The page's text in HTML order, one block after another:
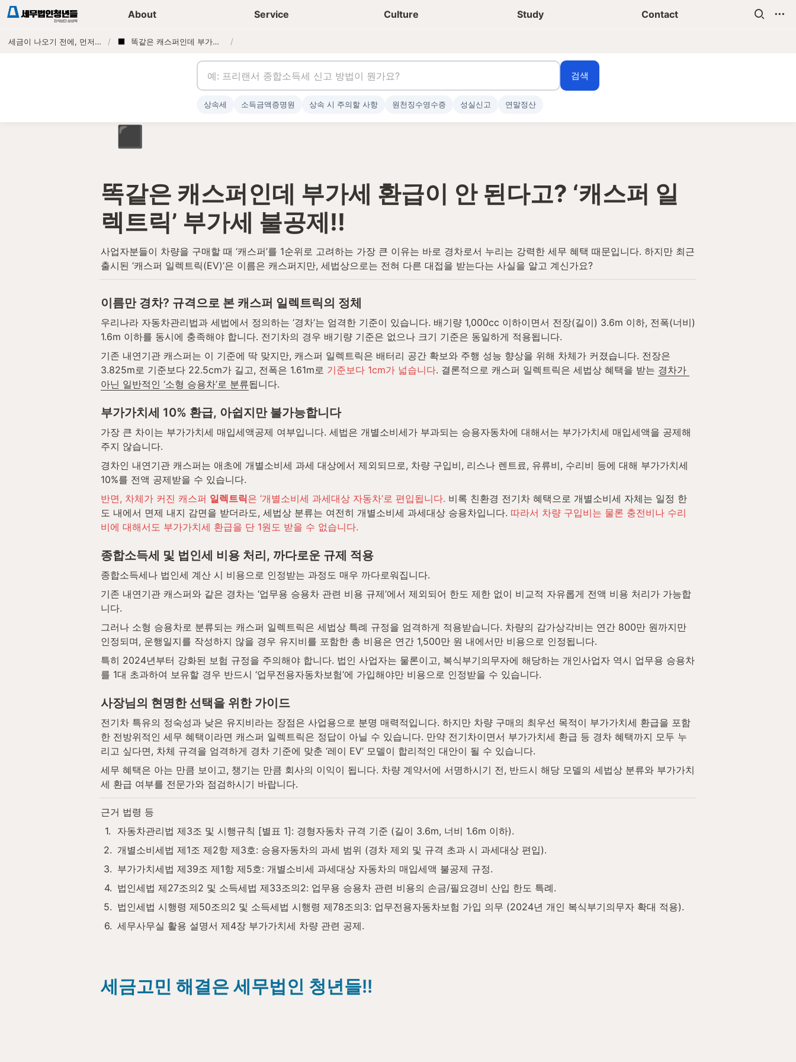
About Service Culture Study Contact
세금이 나오기 전에, 먼저 연락하는 세무법인 / 똑같은 캐스퍼인데 부가세 환급이 안 된다고? ‘캐스퍼 일렉트릭’ 부가세 불공제!! /
세무가이드 콘텐츠 기장상담신청 청년들 일상
◾
똑같은 캐스퍼인데 부가세 환급이 안 된다고? ‘캐스퍼 일
렉트릭’ 부가세 불공제!!
사업자분들이 차량을 구매할 때 ‘캐스퍼’를 1순위로 고려하는 가장 큰 이유는 바로 경차로서 누리는 강력한 세무 혜택 때문입니다. 하지만 최근
출시된 ‘캐스퍼 일렉트릭(EV)’은 이름은 캐스퍼지만, 세법상으로는 전혀 다른 대접을 받는다는 사실을 알고 계신가요?
이름만 경차? 규격으로 본 캐스퍼 일렉트릭의 정체
우리나라 자동차관리법과 세법에서 정의하는 ‘경차’는 엄격한 기준이 있습니다. 배기량 1,000cc 이하이면서 전장(길이) 3.6m 이하, 전폭(너비)
1.6m 이하를 동시에 충족해야 합니다. 전기차의 경우 배기량 기준은 없으나 크기 기준은 동일하게 적용됩니다.
기존 내연기관 캐스퍼는 이 기준에 딱 맞지만, 캐스퍼 일렉트릭은 배터리 공간 확보와 주행 성능 향상을 위해 차체가 커졌습니다. 전장은
3.825m로 기준보다 22.5cm가 길고, 전폭은 1.61m로 기준보다 1cm가 넓습니다. 결론적으로 캐스퍼 일렉트릭은 세법상 혜택을 받는 경차가
아닌 일반적인 ‘소형 승용차’로 분류됩니다.
부가가치세 10% 환급, 아쉽지만 불가능합니다
가장 큰 차이는 부가가치세 매입세액공제 여부입니다. 세법은 개별소비세가 부과되는 승용자동차에 대해서는 부가가치세 매입세액을 공제해
주지 않습니다.
경차인 내연기관 캐스퍼는 애초에 개별소비세 과세 대상에서 제외되므로, 차량 구입비, 리스나 렌트료, 유류비, 수리비 등에 대해 부가가치세
10%를 전액 공제받을 수 있습니다.
반면, 차체가 커진 캐스퍼 일렉트릭은 ‘개별소비세 과세대상 자동차’로 편입됩니다. 비록 친환경 전기차 혜택으로 개별소비세 자체는 일정 한
도 내에서 면제 내지 감면을 받더라도, 세법상 분류는 여전히 개별소비세 과세대상 승용차입니다. 따라서 차량 구입비는 물론 충전비나 수리
비에 대해서도 부가가치세 환급을 단 1원도 받을 수 없습니다.
종합소득세 및 법인세 비용 처리, 까다로운 규제 적용
종합소득세나 법인세 계산 시 비용으로 인정받는 과정도 매우 까다로워집니다.
기존 내연기관 캐스퍼와 같은 경차는 ‘업무용 승용차 관련 비용 규제’에서 제외되어 한도 제한 없이 비교적 자유롭게 전액 비용 처리가 가능합
니다.
그러나 소형 승용차로 분류되는 캐스퍼 일렉트릭은 세법상 특례 규정을 엄격하게 적용받습니다. 차량의 감가상각비는 연간 800만 원까지만
인정되며, 운행일지를 작성하지 않을 경우 유지비를 포함한 총 비용은 연간 1,500만 원 내에서만 비용으로 인정됩니다.
특히 2024년부터 강화된 보험 규정을 주의해야 합니다. 법인 사업자는 물론이고, 복식부기의무자에 해당하는 개인사업자 역시 업무용 승용차
를 1대 초과하여 보유할 경우 반드시 ‘업무전용자동차보험’에 가입해야만 비용으로 인정받을 수 있습니다.
사장님의 현명한 선택을 위한 가이드
전기차 특유의 정숙성과 낮은 유지비라는 장점은 사업용으로 분명 매력적입니다. 하지만 차량 구매의 최우선 목적이 부가가치세 환급을 포함
한 전방위적인 세무 혜택이라면 캐스퍼 일렉트릭은 정답이 아닐 수 있습니다. 만약 전기차이면서 부가가치세 환급 등 경차 혜택까지 모두 누
리고 싶다면, 차체 규격을 엄격하게 경차 기준에 맞춘 ‘레이 EV’ 모델이 합리적인 대안이 될 수 있습니다.
세무 혜택은 아는 만큼 보이고, 챙기는 만큼 회사의 이익이 됩니다. 차량 계약서에 서명하시기 전, 반드시 해당 모델의 세법상 분류와 부가가치
세 환급 여부를 전문가와 점검하시기 바랍니다.
근거 법령 등
1.
자동차관리법 제3조 및 시행규칙 [별표 1]: 경형자동차 규격 기준 (길이 3.6m, 너비 1.6m 이하).
2. 개별소비세법 제1조 제2항 제3호: 승용자동차의 과세 범위 (경차 제외 및 규격 초과 시 과세대상 편입).
3. 부가가치세법 제39조 제1항 제5호: 개별소비세 과세대상 자동차의 매입세액 불공제 규정.
4. 법인세법 제27조의2 및 소득세법 제33조의2: 업무용 승용차 관련 비용의 손금/필요경비 산입 한도 특례.
5. 법인세법 시행령 제50조의2 및 소득세법 시행령 제78조의3: 업무전용자동차보험 가입 의무 (2024년 개인 복식부기의무자 확대 적용).
6. 세무사무실 활용 설명서 제4장 부가가치세 차량 관련 공제.
세금고민 해결은 세무법인 청년들!!
검색
상속세 소득금액증명원 상속 시 주의할 사항 원천징수영수증 성실신고 연말정산